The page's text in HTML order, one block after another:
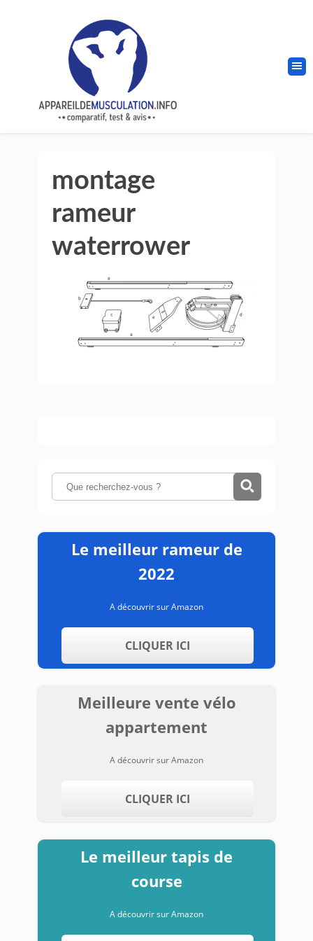
montage
rameur
waterrower
Le meilleur rameur de
2022
A découvrir sur Amazon
CLIQUER ICI
Meilleure vente vélo
appartement
A découvrir sur Amazon
CLIQUER ICI
Le meilleur tapis de
course
A découvrir sur Amazon